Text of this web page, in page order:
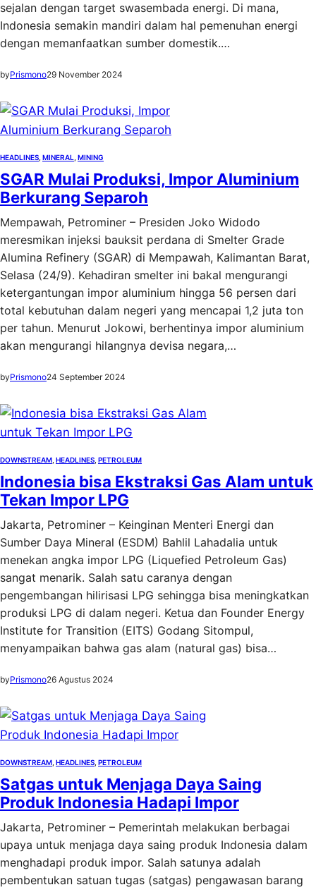
sejalan dengan target swasembada energi. Di mana,
Indonesia semakin mandiri dalam hal pemenuhan energi
dengan memanfaatkan sumber domestik.…
byPrismono29 November 2024
HEADLINES MINERAL MINING
SGAR Mulai Produksi, Impor Aluminium
Berkurang Separoh
Mempawah, Petrominer – Presiden Joko Widodo
meresmikan injeksi bauksit perdana di Smelter Grade
Alumina Refinery (SGAR) di Mempawah, Kalimantan Barat,
Selasa (24/9). Kehadiran smelter ini bakal mengurangi
ketergantungan impor aluminium hingga 56 persen dari
total kebutuhan dalam negeri yang mencapai 1,2 juta ton
per tahun. Menurut Jokowi, berhentinya impor aluminium
akan mengurangi hilangnya devisa negara,…
byPrismono24 September 2024
DOWNSTREAM HEADLINES PETROLEUM
Indonesia bisa Ekstraksi Gas Alam untuk
Tekan Impor LPG
Jakarta, Petrominer – Keinginan Menteri Energi dan
Sumber Daya Mineral (ESDM) Bahlil Lahadalia untuk
menekan angka impor LPG (Liquefied Petroleum Gas)
sangat menarik. Salah satu caranya dengan
pengembangan hilirisasi LPG sehingga bisa meningkatkan
produksi LPG di dalam negeri. Ketua dan Founder Energy
Institute for Transition (EITS) Godang Sitompul,
menyampaikan bahwa gas alam (natural gas) bisa…
byPrismono26 Agustus 2024
DOWNSTREAM HEADLINES PETROLEUM
Satgas untuk Menjaga Daya Saing
Produk Indonesia Hadapi Impor
Jakarta, Petrominer – Pemerintah melakukan berbagai
upaya untuk menjaga daya saing produk Indonesia dalam
menghadapi produk impor. Salah satunya adalah
pembentukan satuan tugas (satgas) pengawasan barang